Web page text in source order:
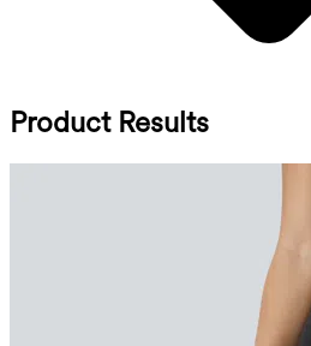
Product Results